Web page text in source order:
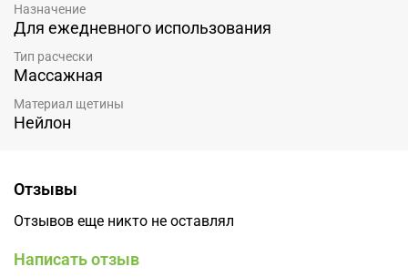
Назначение
Для ежедневного использования
Тип расчески
Массажная
Материал щетины
Нейлон
Отзывы
Отзывов еще никто не оставлял
Написать отзыв